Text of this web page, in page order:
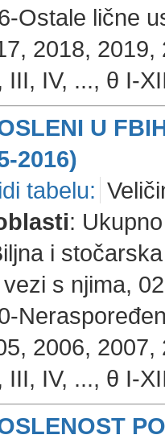
Ostale lične
2018,
III, IV, ..., θ I-
U
2016)
tabelu:
:
i
s njima,
2006,
III, IV, ..., θ I-